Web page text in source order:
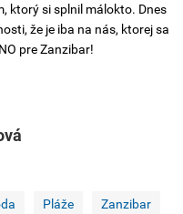
ktorý si splnil málokto. Dnes
že je iba na nás, ktorej sa
pre Zanzibar!
Pláže Zanzibar